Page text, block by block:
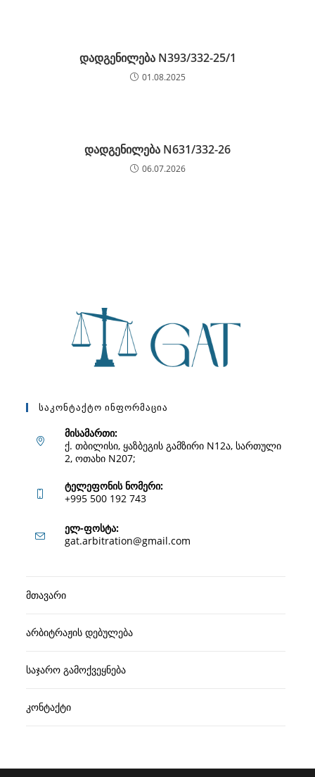
დადგენილება N393/332-25/1
01.08.2025
დადგენილება N631/332-26
06.07.2026
Საკონტაქტო Ინფორმაცია
მისამართი:
ქ. თბილისი, ყაზბეგის გამზირი N12ა, სართული
2, ოთახი N207;
ტელეფონის ნომერი:
+995 500 192 743
in
application
ელ-ფოსტა:
gat.arbitration@gmail.com
მთავარი
არბიტრაჟის დებულება
საჯარო გამოქვეყნება
კონტაქტი